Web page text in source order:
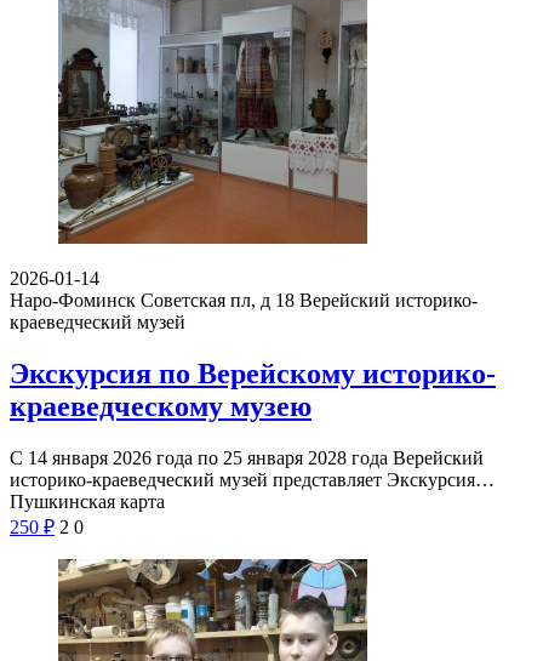
2026-01-14
Наро-Фоминск Советская пл, д 18 Верейский историко-
краеведческий музей
Экскурсия по Верейскому историко-
краеведческому музею
С 14 января 2026 года по 25 января 2028 года Верейский
историко-краеведческий музей представляет Экскурсия…
Пушкинская карта
250 ₽ 2 0